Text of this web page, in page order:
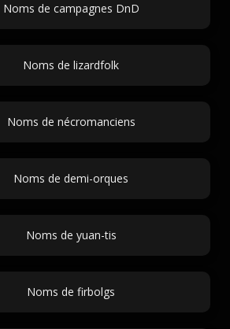
Noms de campagnes DnD
Noms de lizardfolk
Noms de nécromanciens
Noms de demi-orques
Noms de yuan-tis
Noms de firbolgs